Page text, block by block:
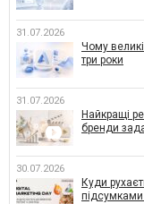
31.07.2026
Чому
три роки
31.07.2026
Найкращі
бренди
30.07.2026
Куди